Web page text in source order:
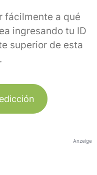
fácilmente a qué
ingresando tu ID
superior de esta
Anzeige